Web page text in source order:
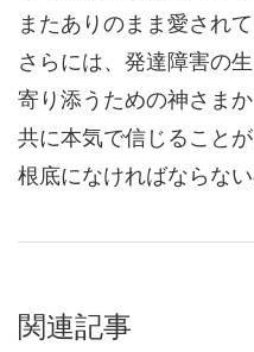
またありのまま愛され
さらには、発達障害の
寄り添うための神さま
共に本気で信じること
根底になければならない
関連記事